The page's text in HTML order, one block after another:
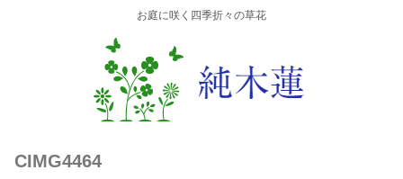
お庭に咲く四季折々の草花
CIMG4464